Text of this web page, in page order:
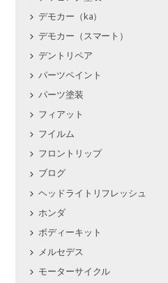
デモカー（ka）
デモカー（スマート）
デントリペア
パーツペイント
パーツ塗装
フィアット
フイルム
フロントリップ
ブログ
ヘッドライトリフレッシュ
ホンダ
ボディーキット
メルセデス
モーターサイクル